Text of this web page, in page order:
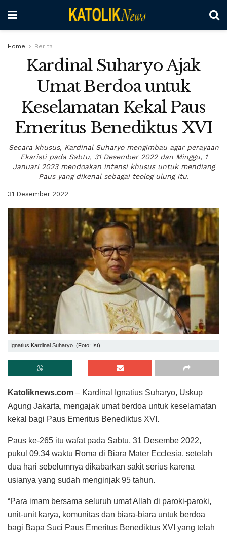
Home Berita
Kardinal Suharyo Ajak
Umat Berdoa untuk
Keselamatan Kekal Paus
Emeritus Benediktus XVI
Secara khusus, Kardinal Suharyo mengimbau agar perayaan
Ekaristi pada Sabtu, 31 Desember 2022 dan Minggu, 1
Januari 2023 mendoakan intensi khusus untuk mendiang
Paus yang dikenal sebagai teolog ulung itu.
31 Desember 2022
Ignatius Kardinal Suharyo. (Foto: Ist)
Katoliknews.com – Kardinal Ignatius Suharyo, Uskup
Agung Jakarta, mengajak umat berdoa untuk keselamatan
kekal bagi Paus Emeritus Benediktus XVI.
Paus ke-265 itu wafat pada Sabtu, 31 Desembe 2022,
pukul 09.34 waktu Roma di Biara Mater Ecclesia, setelah
dua hari sebelumnya dikabarkan sakit serius karena
usianya yang sudah menginjak 95 tahun.
“Para imam bersama seluruh umat Allah di paroki-paroki,
unit-unit karya, komunitas dan biara-biara untuk berdoa
bagi Bapa Suci Paus Emeritus Benediktus XVI yang telah